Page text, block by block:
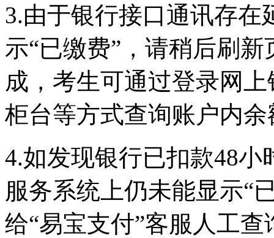
3.由于银行接口通讯存在
示“已缴费”，请稍后刷
成，考生可通过登录网
柜台等方式查询账户内余
4.如发现银行已扣款48
服务系统上仍未能显示“
给“易宝支付”客服人工